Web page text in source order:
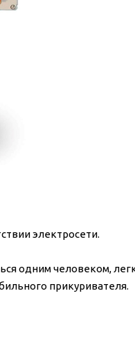
электросети.
одним человеком,
прикуривателя.